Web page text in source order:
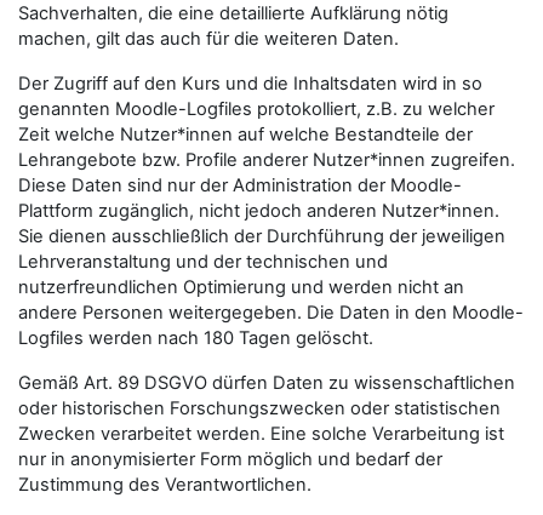
Sachverhalten, die eine detaillierte Aufklärung nötig
machen, gilt das auch für die weiteren Daten.
Der Zugriff auf den Kurs und die Inhaltsdaten wird in so
genannten Moodle-Logfiles protokolliert, z.B. zu welcher
Zeit welche Nutzer*innen auf welche Bestandteile der
Lehrangebote bzw. Profile anderer Nutzer*innen zugreifen.
Diese Daten sind nur der Administration der Moodle-
Plattform zugänglich, nicht jedoch anderen Nutzer*innen.
Sie dienen ausschließlich der Durchführung der jeweiligen
Lehrveranstaltung und der technischen und
nutzerfreundlichen Optimierung und werden nicht an
andere Personen weitergegeben. Die Daten in den Moodle-
Logfiles werden nach 180 Tagen gelöscht.
Gemäß Art. 89 DSGVO dürfen Daten zu wissenschaftlichen
oder historischen Forschungszwecken oder statistischen
Zwecken verarbeitet werden. Eine solche Verarbeitung ist
nur in anonymisierter Form möglich und bedarf der
Zustimmung des Verantwortlichen.